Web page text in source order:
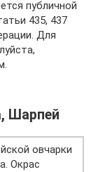
публичной
435, 437
Для
Шарпей
овчарки
Окрас